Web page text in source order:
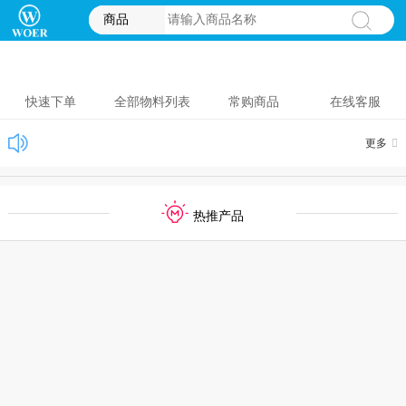
商品
快速下单 全部物料列表 常购商品 在线客服
更多
热推产品